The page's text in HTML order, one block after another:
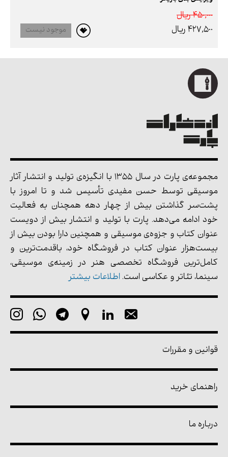
450,000 ريال
427,500 ريال
موجود نیست
مجموعه‌ی پارت در سال 1355 با انگیزه‌ی تولید و انتشار آثار
موسیقی توسط حسن مفیدی تأسیس شد و تا امروز با
پشت‌سر گذاشتن بیش از چهار دهه همچنان به فعالیت
خود ادامه می‌دهد. پارت با تولید و انتشار بیش از دویست
عنوان کتاب و جزوه‌ی موسیقی و همچنین دارا بودن بیش از
بیست‌هزار عنوان کتاب در فروشگاه خود، باقدمت‌ترین و
کامل‌ترین فروشگاه تخصصی هنر در زمینه‌ی موسیقی،
سینما، تئاتر و عکاسی است. اطلاعات بیشتر
قوانین و مقررات
راهنمای خرید
درباره ما